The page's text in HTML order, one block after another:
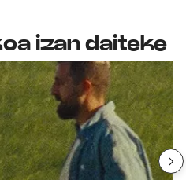
izan daiteke